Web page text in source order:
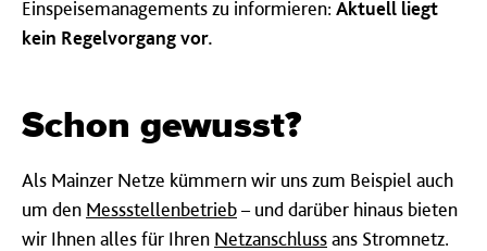
Einspeisemanagements zu informieren: Aktuell liegt
kein Regelvorgang vor.
Schon ge­wusst?
Als Mainzer Netze kümmern wir uns zum Beispiel auch
um den Messstellenbetrieb– und darüber hinaus bieten
wir Ihnen alles für Ihren Netzanschlussans Stromnetz.